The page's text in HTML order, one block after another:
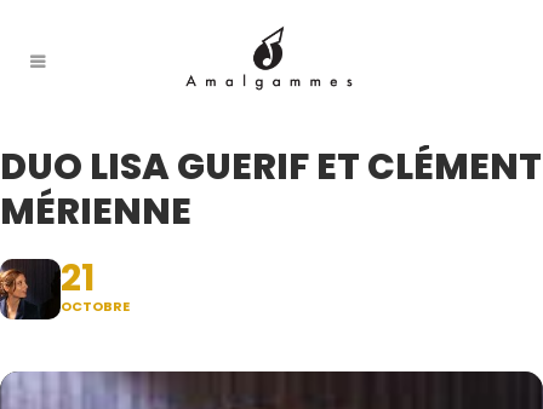
DUO LISA GUERIF ET CLÉMENT
MÉRIENNE
21
OCTOBRE